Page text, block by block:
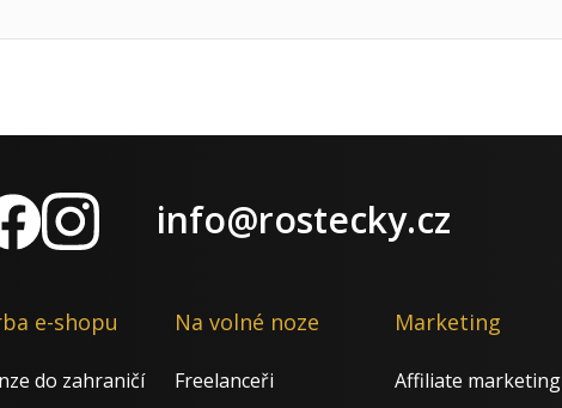
info@rostecky.cz
e-shopu
do zahraničí
Na volné noze
Freelanceři
Marketing
Affiliate marketing